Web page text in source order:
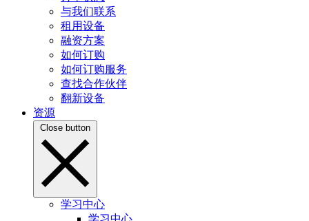
与我们联系
租用设备
融资方案
如何订购
如何订购服务
查找合作伙伴
翻新设备
资源
Close button
学习中心